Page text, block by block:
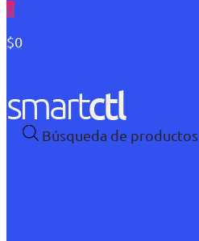
0
$0
Búsqueda de productos